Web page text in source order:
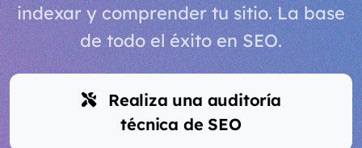
indexar y comprender tu sitio. La base
de todo el éxito en SEO.
Realiza una auditoría
técnica de SEO